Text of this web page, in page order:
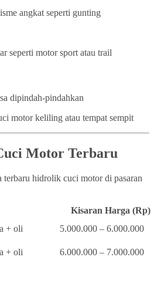
angkat seperti gunting
seperti motor sport atau trail
dipindah-pindahkan
motor keliling atau tempat sempit
Motor Terbaru
terbaru hidrolik cuci motor di pasaran
Kisaran Harga (Rp)
+ oli
5.000.000 – 6.000.000
+ oli 6.000.000 – 7.000.000